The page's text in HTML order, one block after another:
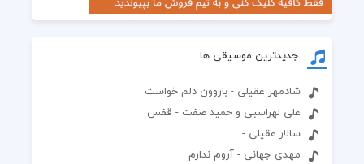
جدیدترین موسیقی ها
شادمهر عقیلی - باروون دلم خواست
علی لهراسبی و حمید صفت - قفس
سالار عقیلی -
مهدی جهانی - آروم ندارم